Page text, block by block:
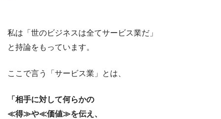
私は「世のビジネスは全てサービス業だ」
と持論をもっています。
ここで言う「サービス業」とは、
「相手に対して何らかの
≪得≫や≪価値≫を伝え、